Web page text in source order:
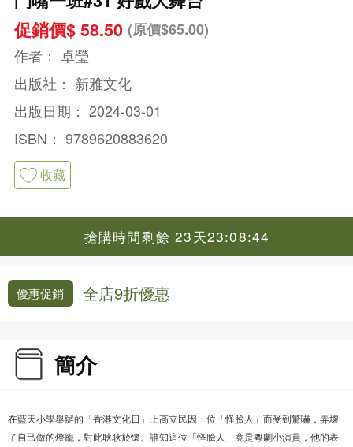
促銷價$ 58.50 (原價$65.00)
作者： 卓瑩
出版社： 新雅文化
出版日期： 2024-03-01
ISBN： 9789620883620
收藏
搶購時間剩餘 23天23:08:43
優惠促銷 全店9折優惠
簡介
在藍天小學舉辦的「香港文化日」上高立民因一位「怪臉人」而受到驚嚇，弄壞
了自己做的燈籠，對此耿耿於懷。誰知這位「怪臉人」竟是粵劇小演員，他的表